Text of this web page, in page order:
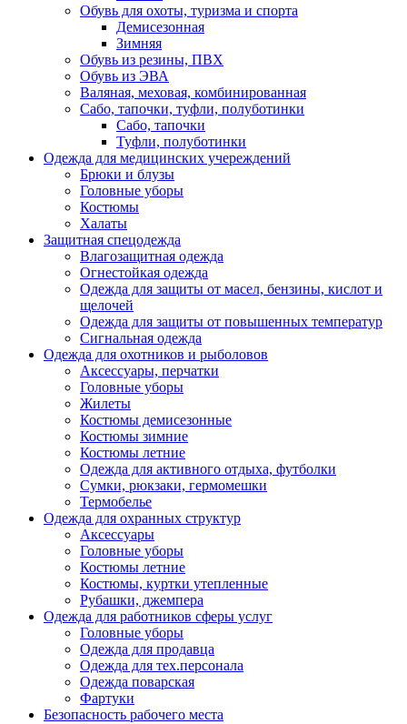
Обувь для охоты, туризма и спорта
Демисезонная
Зимняя
Обувь из резины, ПВХ
Обувь из ЭВА
Валяная, меховая, комбинированная
Сабо, тапочки, туфли, полуботинки
Сабо, тапочки
Туфли, полуботинки
Одежда для медицинских учереждений
Брюки и блузы
Головные уборы
Костюмы
Халаты
Защитная спецодежда
Влагозащитная одежда
Огнестойкая одежда
Одежда для защиты от масел, бензины, кислот и
щелочей
Одежда для защиты от повышенных температур
Сигнальная одежда
Одежда для охотников и рыболовов
Аксессуары, перчатки
Головные уборы
Жилеты
Костюмы демисезонные
Костюмы зимние
Костюмы летние
Одежда для активного отдыха, футболки
Сумки, рюкзаки, гермомешки
Термобелье
Одежда для охранных структур
Аксессуары
Головные уборы
Костюмы летние
Костюмы, куртки утепленные
Рубашки, джемпера
Одежда для работников сферы услуг
Головные уборы
Одежда для продавца
Одежда для тех.персонала
Одежда поварская
Фартуки
Безопасность рабочего места